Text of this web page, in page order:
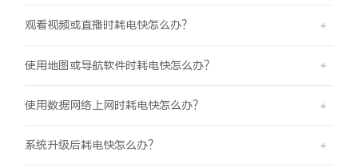
观看视频或直播时耗电快怎么办？
使用地图或导航软件时耗电快怎么办？
使用数据网络上网时耗电快怎么办？
系统升级后耗电快怎么办？